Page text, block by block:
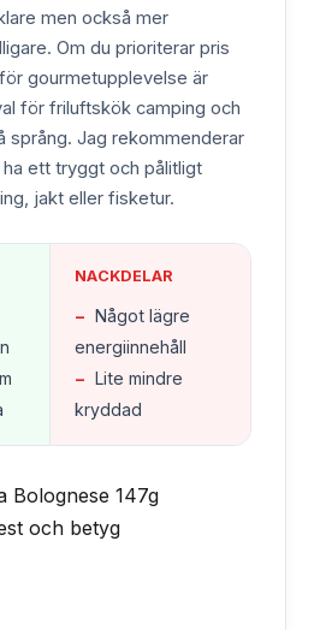
men också mer
Om du prioriterar pris
gourmetupplevelse är
för friluftskök camping och
språng. Jag rekommenderar
ett tryggt och pålitligt
jakt eller fisketur.
NACKDELAR
− Något lägre
energiinnehåll
− Lite mindre
kryddad